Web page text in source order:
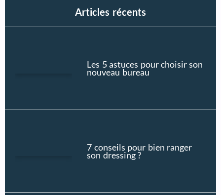
Articles récents
Les 5 astuces pour choisir son
nouveau bureau
7 conseils pour bien ranger
son dressing ?